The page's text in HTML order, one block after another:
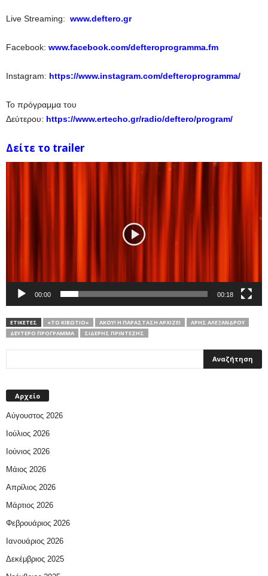
Live Streaming: www.deftero.gr
Facebook: www.facebook.com/defteroprogramma.fm
Instagram: https://www.instagram.com/defteroprogramma/
Το πρόγραμμα του
Δεύτερου: https://www.ertecho.gr/radio/deftero/program/
Δείτε το trailer
00:00 00:18
ΕΤΙΚΕΤΕΣ «ΤΟ ΚΙΒΏΤΙΟ» ΆΚΟΥ! Η ΠΑΡΆΣΤΑΣΗ ΑΡΧΊΖΕΙ
ΆΡΗΣ ΑΛΕΞΆΝΔΡΟΥ
ΔΕΎΤΕΡΟ ΠΡΌΓΡΑΜΜΑ
ΣΙΔΕΡΉΣ ΠΡΊΝΤΕΖΗΣ
Αρχείο
Αύγουστος 2026
Ιούλιος 2026
Ιούνιος 2026
Μάιος 2026
Απρίλιος 2026
Μάρτιος 2026
Φεβρουάριος 2026
Ιανουάριος 2026
Δεκέμβριος 2025